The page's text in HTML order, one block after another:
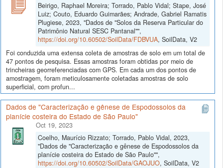
Beirigo, Raphael Moreira; Torrado, Pablo Vidal; Stape, José
Luiz; Couto, Eduardo Guimarães; Andrade, Gabriel Ramatis
Plugiese, 2023, "Dados de "Solos da Reserva Particular do
Patrimônio Natural SESC Pantanal"",
https://doi.org/10.60502/SoilData/FDBVUA, SoilData, V2
Foi conduzida uma extensa coleta de amostras de solo em um total de
47 pontos de pesquisa. Essas amostras foram obtidas por meio de
trincheiras georreferenciadas com GPS. Em cada um dos pontos de
amostragem, foram meticulosamente coletadas amostras de solo
superficial, com profun...
Dados de "Caracterização e gênese de Espodossolos da
planície costeira do Estado de São Paulo"
Oct 19, 2023
Coelho, Maurício Rizzato; Torrado, Pablo Vidal, 2023,
"Dados de "Caracterização e gênese de Espodossolos da
planície costeira do Estado de São Paulo"",
https://doi.org/10.60502/SoilData/GAOJUO, SoilData, V2